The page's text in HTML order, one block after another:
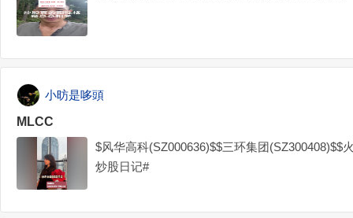
小昉是哆頭
MLCC
$风华高科(SZ000636)$$三环集团(SZ300408)$$
炒股日记#